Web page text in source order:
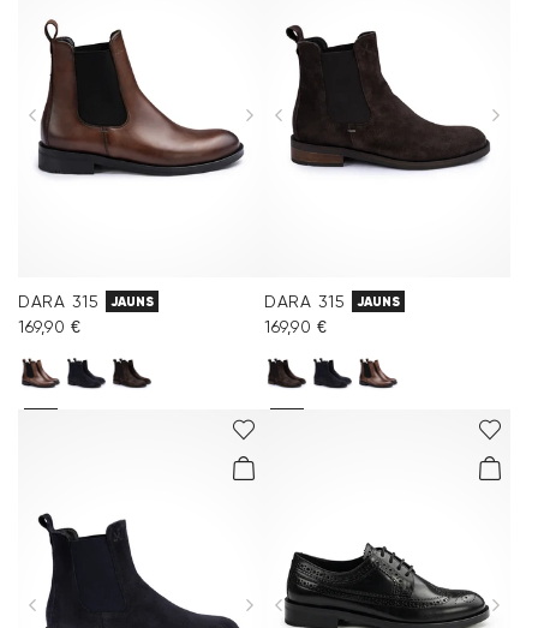
DARA 315 JAUNS
169,90 €
DARA 315 JAUNS
169,90 €